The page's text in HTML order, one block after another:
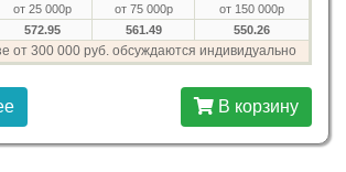
от 25 000р от 75 000р
от 150 000р
572.95 561.49 550.26
от 300 000 руб. обсуждаются индивидуально
В корзину